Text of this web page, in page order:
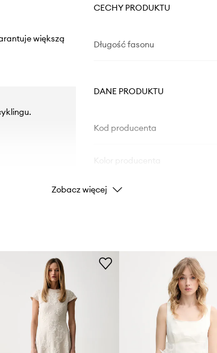
większą
CECHY PRODUKTU
Długość fasonu
DANE PRODUKTU
Kod producenta
Kolor
Producent
Zobacz więcej